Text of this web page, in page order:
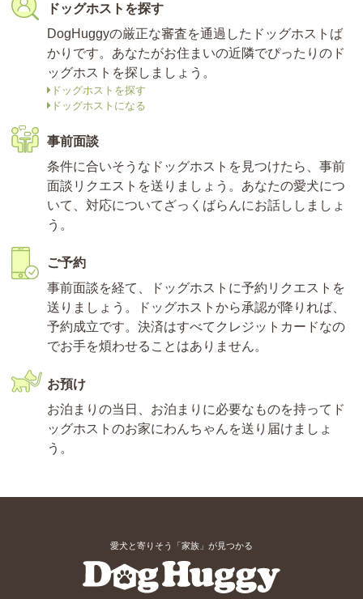
ドッグホストを探す
DogHuggyの厳正な審査を通過したドッグホストば
かりです。あなたがお住まいの近隣でぴったりのド
ッグホストを探しましょう。
ドッグホストを探す
ドッグホストになる
事前面談
条件に合いそうなドッグホストを見つけたら、事前
面談リクエストを送りましょう。あなたの愛犬につ
いて、対応についてざっくばらんにお話ししましょ
う。
ご予約
事前面談を経て、ドッグホストに予約リクエストを
送りましょう。ドッグホストから承認が降りれば、
予約成立です。決済はすべてクレジットカードなの
でお手を煩わせることはありません。
お預け
お泊まりの当日、お泊まりに必要なものを持ってド
ッグホストのお家にわんちゃんを送り届けましょ
う。
愛犬と寄りそう「家族」が見つかる